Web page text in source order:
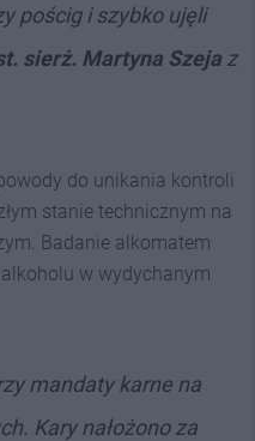
pościg i szybko ujęli
sierż. Martyna Szeja z
do unikania kontroli
stanie technicznym na
Badanie alkomatem
alkoholu w wydychanym
mandaty karne na
Kary nałożono za